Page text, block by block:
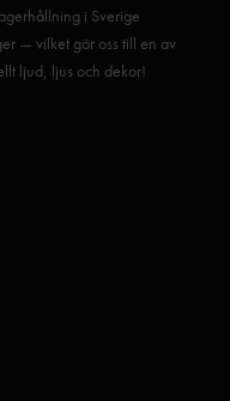
i Sverige
— vilket gör oss till en av
ljud, ljus och dekor!